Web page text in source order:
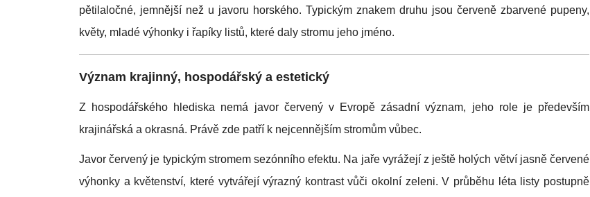
pětilaločné, jemnější než u javoru horského. Typickým znakem druhu jsou červeně zbarvené pupeny,
květy, mladé výhonky i řapíky listů, které daly stromu jeho jméno.
Význam krajinný, hospodářský a estetický
Z hospodářského hlediska nemá javor červený v Evropě zásadní význam, jeho role je především
krajinářská a okrasná. Právě zde patří k nejcennějším stromům vůbec.
Javor červený je typickým stromem sezónního efektu. Na jaře vyrážejí z ještě holých větví jasně červené
výhonky a květenství, které vytvářejí výrazný kontrast vůči okolní zeleni. V průběhu léta listy postupně